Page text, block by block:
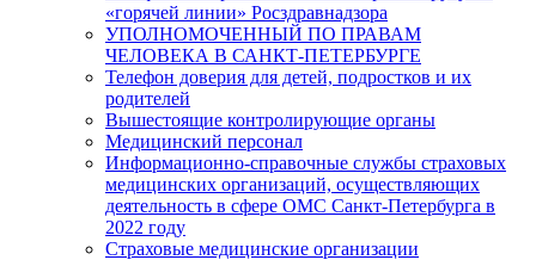
«горячей линии» Росздравнадзора
УПОЛНОМОЧЕННЫЙ ПО ПРАВАМ
ЧЕЛОВЕКА В САНКТ-ПЕТЕРБУРГЕ
Телефон доверия для детей, подростков и их
родителей
Вышестоящие контролирующие органы
Медицинский персонал
Информационно-справочные службы страховых
медицинских организаций, осуществляющих
деятельность в сфере ОМС Санкт-Петербурга в
2022 году
Страховые медицинские организации